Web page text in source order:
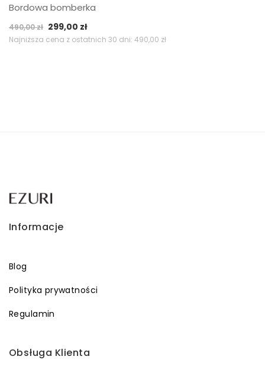
Bordowa bomberka
490,00zł Pierwotna
cena
299,00 złAktualna
cena
Najniższa cena z ostatnich 30 dni: 490,00 zł
Informacje
Blog
Polityka prywatności
Regulamin
Obsługa Klienta